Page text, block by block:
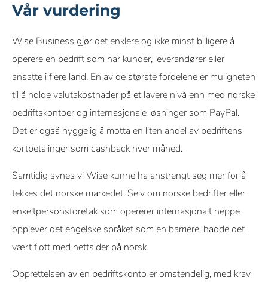
Vår vurdering
Wise Business gjør det enklere og ikke minst billigere å
operere en bedrift som har kunder, leverandører eller
ansatte i flere land. En av de største fordelene er muligheten
til å holde valutakostnader på et lavere nivå enn med norske
bedriftskontoer og internasjonale løsninger som PayPal.
Det er også hyggelig å motta en liten andel av bedriftens
kortbetalinger som cashback hver måned.
Samtidig synes vi Wise kunne ha anstrengt seg mer for å
tekkes det norske markedet. Selv om norske bedrifter eller
enkeltpersonsforetak som opererer internasjonalt neppe
opplever det engelske språket som en barriere, hadde det
vært flott med nettsider på norsk.
Opprettelsen av en bedriftskonto er omstendelig, med krav